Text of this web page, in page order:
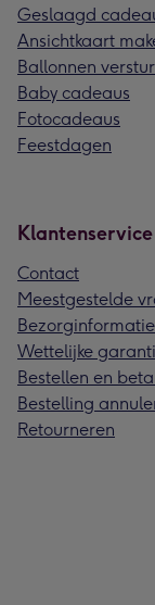
Geslaagd
Ansichtkaart
Ballonnen
Baby cadeaus
Fotocadeaus
Feestdagen
Klantenservice
Contact
Meestgestelde
Bezorginformatie
Wettelijke
Bestellen en
Bestelling
Retourneren